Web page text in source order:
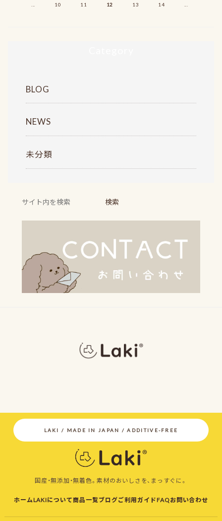
10 11 12 13 14
BLOG
NEWS
未分類
検
索: 検索
国産・無添加・無着色。素材のおいしさを、まっすぐに。
ホームLAKIについて商品一覧ブログご利用ガイドFAQお問い合わせ